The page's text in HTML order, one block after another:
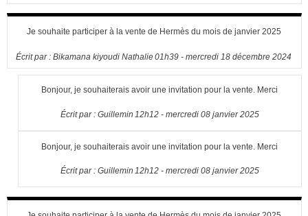
Je souhaite participer à la vente de Hermès du mois de janvier 2025
Écrit par :Bikamana kiyoudi Nathalie01h39 -mercredi 18 décembre 2024
Bonjour, je souhaiterais avoir une invitation pour la vente. Merci
Écrit par : Guillemin 12h12- mercredi 08 janvier 2025
Bonjour, je souhaiterais avoir une invitation pour la vente. Merci
Écrit par : Guillemin 12h12- mercredi 08 janvier 2025